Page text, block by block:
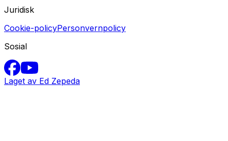
Juridisk
Cookie-policyPersonvernpolicy
Sosial
Laget av Ed Zepeda